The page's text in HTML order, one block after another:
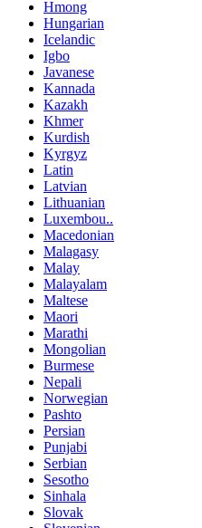
Hmong
Hungarian
Icelandic
Igbo
Javanese
Kannada
Kazakh
Khmer
Kurdish
Kyrgyz
Latin
Latvian
Lithuanian
Luxembou..
Macedonian
Malagasy
Malay
Malayalam
Maltese
Maori
Marathi
Mongolian
Burmese
Nepali
Norwegian
Pashto
Persian
Punjabi
Serbian
Sesotho
Sinhala
Slovak